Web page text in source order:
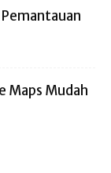
Maps Mudah